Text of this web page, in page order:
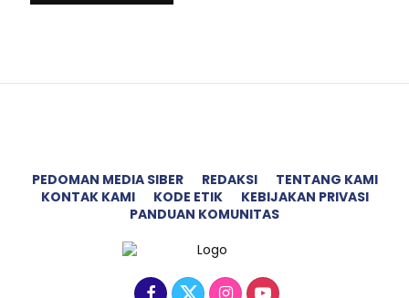
PEDOMAN MEDIA SIBER REDAKSI
TENTANG KAMI
KONTAK KAMI
KODE ETIK
KEBIJAKAN PRIVASI
PANDUAN KOMUNITAS